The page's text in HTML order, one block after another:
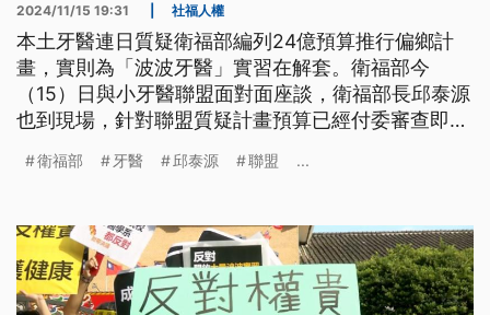
2024/11/15 19:31 社福人權
本土牙醫連日質疑衛福部編列24億預算推行偏鄉計
畫，實則為「波波牙醫」實習在解套。衛福部今
（15）日與小牙醫聯盟面對面座談，衛福部長邱泰源
也到現場，針對聯盟質疑計畫預算已經付委審查即將
衛福部 牙醫 邱泰源 聯盟 ...